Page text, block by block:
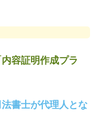
容証明作成プラ
法書士が代理人とな